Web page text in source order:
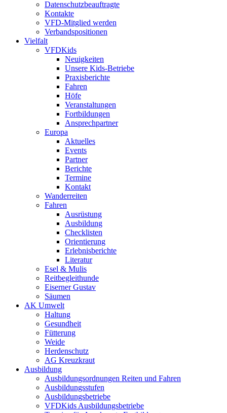
Datenschutzbeauftragte
Kontakte
VFD-Mitglied werden
Verbandspositionen
Vielfalt
VFDKids
Neuigkeiten
Unsere Kids-Betriebe
Praxisberichte
Fahren
Höfe
Veranstaltungen
Fortbildungen
Ansprechpartner
Europa
Aktuelles
Events
Partner
Berichte
Termine
Kontakt
Wanderreiten
Fahren
Ausrüstung
Ausbildung
Checklisten
Orientierung
Erlebnisberichte
Literatur
Esel & Mulis
Reitbegleithunde
Eiserner Gustav
Säumen
AK Umwelt
Haltung
Gesundheit
Fütterung
Weide
Herdenschutz
AG Kreuzkraut
Ausbildung
Ausbildungsordnungen Reiten und Fahren
Ausbildungsstufen
Ausbildungsbetriebe
VFDKids Ausbildungsbetriebe